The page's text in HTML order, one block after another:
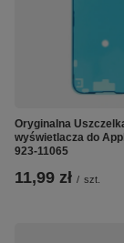
Oryginalna
wyświetlacza do
923-11065
11,99 zł / szt.